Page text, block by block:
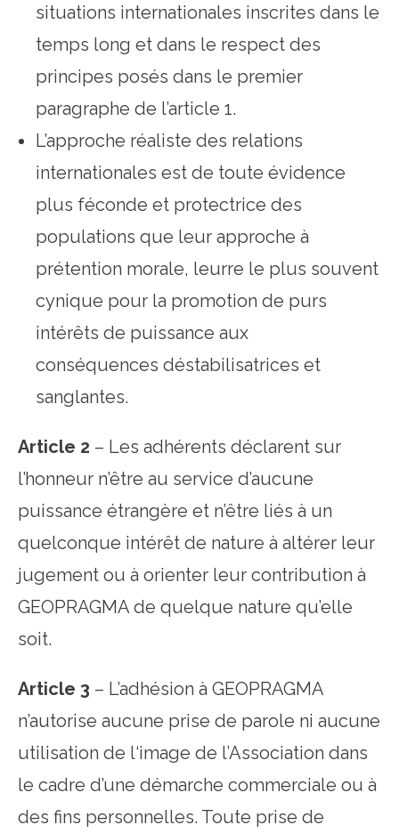
situations internationales inscrites dans le
temps long et dans le respect des
principes posés dans le premier
paragraphe de l’article 1.
L’approche réaliste des relations
internationales est de toute évidence
plus féconde et protectrice des
populations que leur approche à
prétention morale, leurre le plus souvent
cynique pour la promotion de purs
intérêts de puissance aux
conséquences déstabilisatrices et
sanglantes.
Article 2 – Les adhérents déclarent sur
l’honneur n’être au service d’aucune
puissance étrangère et n’être liés à un
quelconque intérêt de nature à altérer leur
jugement ou à orienter leur contribution à
GEOPRAGMA de quelque nature qu’elle
soit.
Article 3 – L’adhésion à GEOPRAGMA
n’autorise aucune prise de parole ni aucune
utilisation de l‘image de l’Association dans
le cadre d’une démarche commerciale ou à
des fins personnelles. Toute prise de